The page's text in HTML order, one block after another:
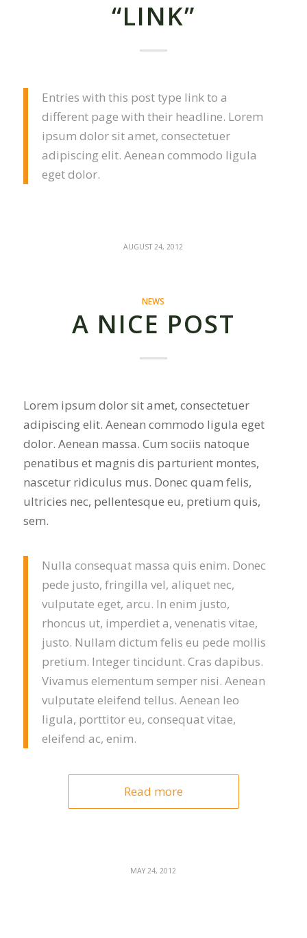
“LINK”
Entries with this post type link to a
different page with their headline. Lorem
ipsum dolor sit amet, consectetuer
adipiscing elit. Aenean commodo ligula
eget dolor.
AUGUST 24, 2012
NEWS
A NICE POST
Lorem ipsum dolor sit amet, consectetuer
adipiscing elit. Aenean commodo ligula eget
dolor. Aenean massa. Cum sociis natoque
penatibus et magnis dis parturient montes,
nascetur ridiculus mus. Donec quam felis,
ultricies nec, pellentesque eu, pretium quis,
sem.
Nulla consequat massa quis enim. Donec
pede justo, fringilla vel, aliquet nec,
vulputate eget, arcu. In enim justo,
rhoncus ut, imperdiet a, venenatis vitae,
justo. Nullam dictum felis eu pede mollis
pretium. Integer tincidunt. Cras dapibus.
Vivamus elementum semper nisi. Aenean
vulputate eleifend tellus. Aenean leo
ligula, porttitor eu, consequat vitae,
eleifend ac, enim.
Read more
MAY 24, 2012